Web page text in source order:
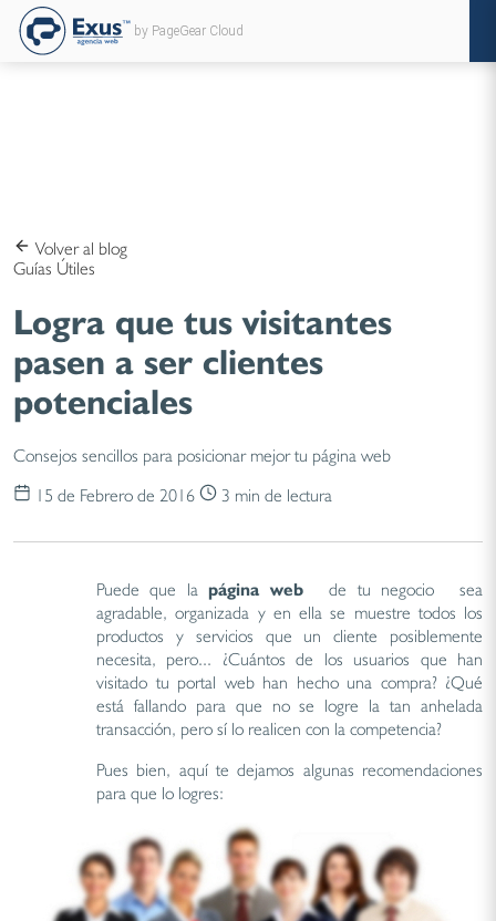
by PageGear Cloud
Volver al blog
Guías Útiles
Logra que tus visitantes
pasen a ser clientes
potenciales
Consejos sencillos para posicionar mejor tu página web
15 de Febrero de 2016
3 min de lectura
Puede que lapágina web de tu negocio
sea
agradable, organizada y en ella se muestre todos los
productos y servicios que un cliente posiblemente
necesita, pero... ¿Cuántos de los usuarios que han
visitado tu portal web han hecho una compra? ¿Qué
está fallando para que no se logre la tan anhelada
transacción, pero sí lo realicen con la competencia?
Pues bien, aquí te dejamos algunas recomendaciones
para que lo logres: